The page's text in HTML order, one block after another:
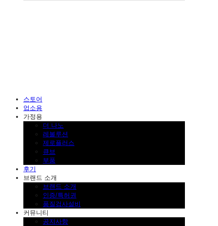
스토어
업소용
가정용
더 나노
레볼루션
제로플러스
큐브
부품
후기
브랜드 소개
브랜드 소개
인증/특허권
품질검사설비
커뮤니티
공지사항